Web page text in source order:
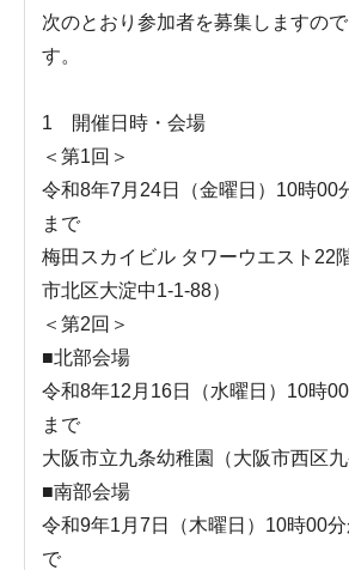
次のとおり参加者を募集しますの
す。
1 開催日時・会場
＜第1回＞
令和8年7月24日（金曜日）10時00
まで
梅田スカイビル タワーウエスト22
市北区大淀中1-1-88）
＜第2回＞
■北部会場
令和8年12月16日（水曜日）10時
まで
大阪市立九条幼稚園（大阪市西区九
■南部会場
令和9年1月7日（木曜日）10時00
で